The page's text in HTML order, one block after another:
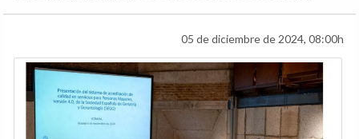
05 de diciembre de 2024, 08:00h